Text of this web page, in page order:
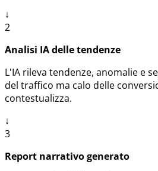
↓
2
Analisi IA delle tendenze
L'IA rileva tendenze, anomalie e
del traffico ma calo delle
contestualizza.
↓
3
Report narrativo generato